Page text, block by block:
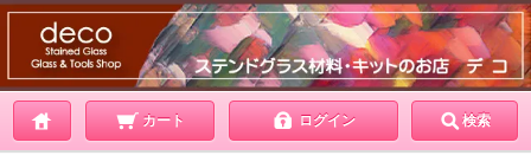
カート ログイン 検索